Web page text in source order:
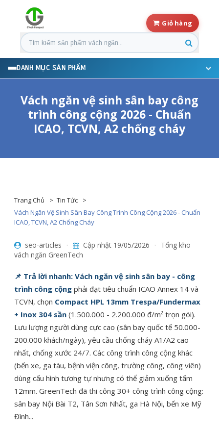
Giỏ hàng
Tìm kiếm sản phẩm
DANH MỤC SẢN PHẨM
Vách ngăn vệ sinh sân bay công
trình công cộng 2026 - Chuẩn
ICAO, TCVN, A2 chống cháy
Trang Chủ
Tin Tức
Vách Ngăn Vệ Sinh Sân Bay Công Trình Công Cộng 2026 - Chuẩn
ICAO, TCVN, A2 Chống Cháy
seo-articles · Cập nhật 19/05/2026 ·
Tổng kho
vách ngăn GreenTech
📌 Trả lời nhanh: Vách ngăn vệ sinh sân bay - công
trình công cộng phải đạt tiêu chuẩn ICAO Annex 14 và
TCVN, chọn Compact HPL 13mm Trespa/Fundermax
+ Inox 304 sần (1.500.000 - 2.200.000 đ/m² trọn gói).
Lưu lượng người dùng cực cao (sân bay quốc tế 50.000-
200.000 khách/ngày), yêu cầu chống cháy A1/A2 cao
nhất, chống xước 24/7. Các công trình công cộng khác
(bến xe, ga tàu, bệnh viện công, trường công, công viên)
dùng cấu hình tương tự nhưng có thể giảm xuống tấm
12mm. GreenTech đã thi công 30+ công trình công cộng:
sân bay Nội Bài T2, Tân Sơn Nhất, ga Hà Nội, bến xe Mỹ
Đình...